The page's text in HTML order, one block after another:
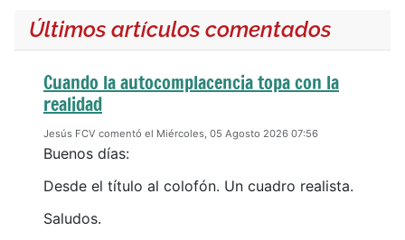
Últimos artículos comentados
Cuando la autocomplacencia topa con la
realidad
Jesús FCV comentó el Miércoles, 05 Agosto 2026 07:56
Buenos días:
Desde el título al colofón. Un cuadro realista.
Saludos.